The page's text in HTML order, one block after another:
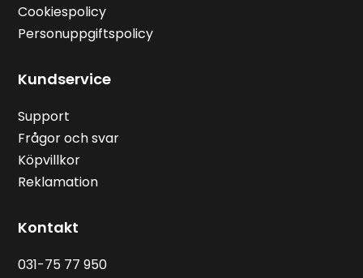
Cookiespolicy
Personuppgiftspolicy
Kundservice
Support
Frågor och svar
Köpvillkor
Reklamation
Kontakt
031-75 77 950